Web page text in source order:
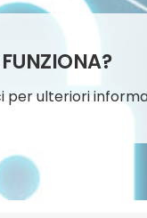
per ulteriori